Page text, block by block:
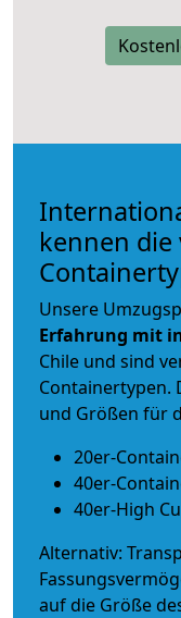
kennen die
Unsere
Erfahrung mit
Chile und sind
Containertypen.
und Größen für
20er-
40er-
40er-High
Alternativ:
auf die Größe